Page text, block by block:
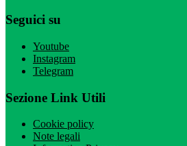
Seguici su
Youtube
Instagram
Telegram
Sezione Link Utili
Cookie policy
Note legali